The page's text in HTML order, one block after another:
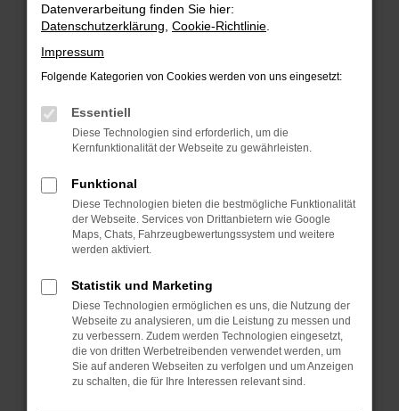
Überprüfe deine Firewall und deine
Internetverbindung.
Laden andere Webseiten, zum Beispiel deine
Suchmaschine?
Manche Erweiterungen, wie Werbeblocker,
können das Laden bestimmter Seiten
verhindern. Funktioniert die Seite in einem
anderen Browser oder in einem privaten
Fenster?
Starte dein Gerät neu.
Das kann manchmal helfen, vorübergehende
Stelle sicher, dass dein Browser und dein
Betriebssystem auf dem neuesten Stand
sind.
Veraltete Software birgt nicht nur ein
Sicherheitsrisiko, sondern kann auch dazu
führen, dass bestimmte Funktionen nicht mehr
Datenverarbeitung finden Sie hier:
Datenschutzerklärung Cookie-Richtlinie
Impressum
Folgende Kategorien von Cookies werden von uns eingesetzt:
Essentiell
Diese Technologien sind erforderlich, um die
Kernfunktionalität der Webseite zu gewährleisten.
Funktional
Diese Technologien bieten die bestmögliche Funktionalität
der Webseite. Services von Drittanbietern wie Google
Maps, Chats, Fahrzeugbewertungssystem und weitere
werden aktiviert.
Statistik und Marketing
Diese Technologien ermöglichen es uns, die Nutzung der
Webseite zu analysieren, um die Leistung zu messen und
zu verbessern. Zudem werden Technologien eingesetzt,
die von dritten Werbetreibenden verwendet werden, um
Sie auf anderen Webseiten zu verfolgen und um Anzeigen
zu schalten, die für Ihre Interessen relevant sind.